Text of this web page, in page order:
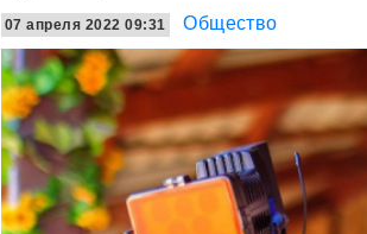
07 апреля 2022 09:31 Общество